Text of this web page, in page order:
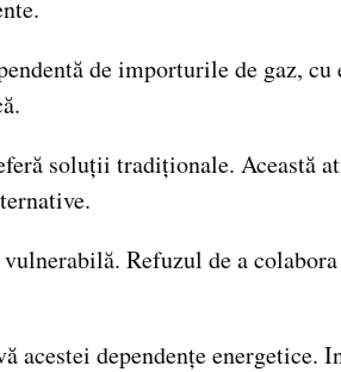
de importurile de gaz,
soluții tradiționale. Această
Refuzul de a
acestei dependențe